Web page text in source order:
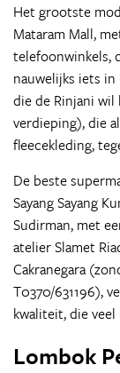
Het grootste
Mataram Mall,
telefoonwinkels,
nauwelijks iets
die de Rinjani
verdieping), die
fleecekleding,
De beste
Sayang Sayang
Sudirman, met
atelier Slamet
Cakranegara
T0370/631196),
kwaliteit, die
Lombok